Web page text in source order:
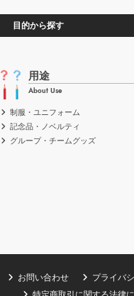
目的から探す
用途
About Use
制服・ユニフォーム
記念品・ノベルティ
グループ・チームグッズ
お問い合わせ
プライバ